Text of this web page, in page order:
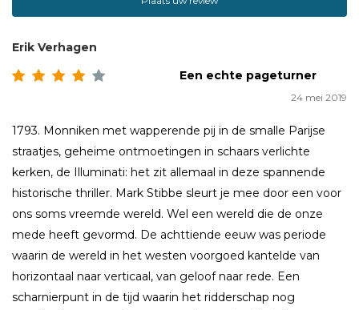
Erik Verhagen
Een echte pageturner
24 mei 2019
1793. Monniken met wapperende pij in de smalle Parijse
straatjes, geheime ontmoetingen in schaars verlichte
kerken, de Illuminati: het zit allemaal in deze spannende
historische thriller. Mark Stibbe sleurt je mee door een voor
ons soms vreemde wereld. Wel een wereld die de onze
mede heeft gevormd. De achttiende eeuw was periode
waarin de wereld in het westen voorgoed kantelde van
horizontaal naar verticaal, van geloof naar rede. Een
scharnierpunt in de tijd waarin het ridderschap nog